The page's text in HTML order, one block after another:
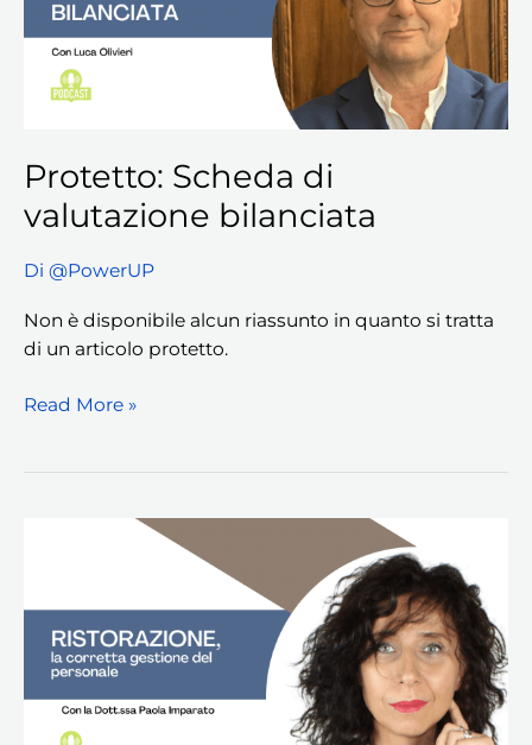
Protetto: Scheda di
valutazione bilanciata
Di @PowerUP
Non è disponibile alcun riassunto in quanto si tratta
di un articolo protetto.
Read More »
corretta
gestione
personale